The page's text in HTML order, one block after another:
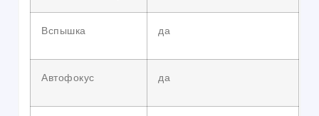
Вспышка да
Автофокус да